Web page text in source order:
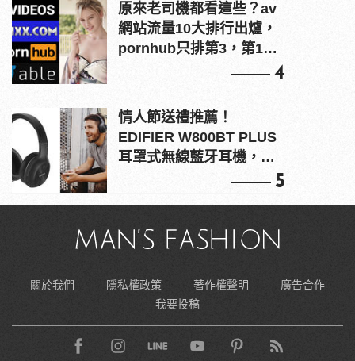
原來老司機都看這些？av
網站流量10大排行出爐，
pornhub只排第3，第1名
4
情人節送禮推薦！
EDIFIER W800BT PLUS
耳罩式無線藍牙耳機，在
5
關於我們 隱私權政策 著作權聲明
廣告合作
我要投稿